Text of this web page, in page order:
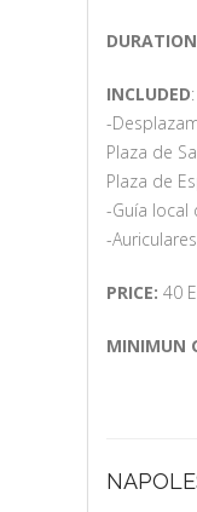
DURATION
INCLUDED:
-
Plaza de
Plaza de
-Guía
-
PRICE: 40
MINIMUN